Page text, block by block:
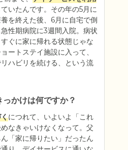
いたんです。その年の5月に
を終えた後、6月に自宅で倒
性期病院に3週間入院。病状
ぐに家に帰れる状態じゃな
ートステイ施設に入って、
ハビリを続ける、という流
かけは何ですか？
につれて、いよいよ「これ
なきゃいけなくなって。父
「家に帰りたい」だったん